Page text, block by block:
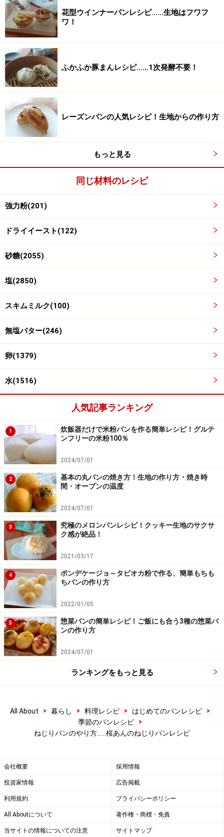
3
生地を折る
生地を二つに折り、閉じ目を隠すようにもう一度二つ折
ていきます。
4
生地を丸める
片手で生地を軽く握り、クルクルと円を書くように左回
りに手を動かし、生地を丸めていきます。その際、綴じ
目が必ず下になるよう気をつけましょう。
5
生地を休ませる
大き目のタッパなどに布を敷き、丸めた生地を置いて15
分程度休ませます。乾燥しないように気をつけましょ
う。
花型ウインナーパンレシピ……生地はフワフ
ワ！
ふかふか豚まんレシピ……1次発酵不要！
レーズンパンの人気レシピ！生地からの作り方
もっと見る
同じ材料のレシピ
強力粉(201)
ドライイースト(122)
砂糖(2055)
塩(2850)
スキムミルク(100)
無塩バター(246)
卵(1379)
水(1516)
人気記事ランキング
1
炊飯器だけで米粉パンを作る簡単レシピ！グルテ
ンフリーの米粉100％
2024/07/01
2
基本の丸パンの焼き方！生地の作り方・焼き時
間・オーブンの温度
2024/07/01
3
究極のメロンパンレシピ！クッキー生地のサクサ
ク感が絶品！
2021/03/17
4
ポンデケージョ～タピオカ粉で作る、簡単もちも
ちパンの作り方
2022/01/05
5
惣菜パンの簡単レシピ！ご飯にも合う3種の惣菜パ
ンの作り方
2024/07/01
ランキングをもっと見る
All About > 暮らし > 料理レシピ > はじめてのパンレシピ
>
季節のパンレシピ
>
ねじりパンのやり方……桜あんのねじりパンレシピ
会社概要 採用情報
投資家情報 広告掲載
利用規約 プライバシーポリシー
All Aboutについて 著作権・商標・免責
当サイトの情報についての注意 サイトマップ